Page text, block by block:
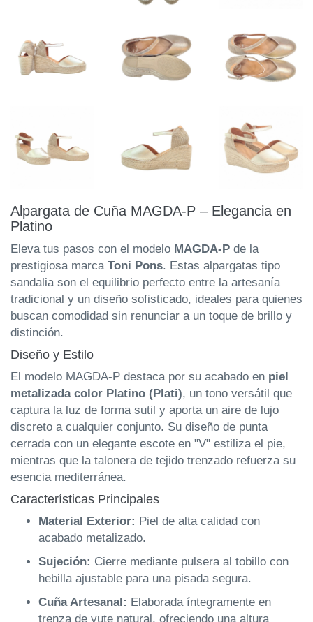
Alpargata de Cuña MAGDA-P – Elegancia en
Platino
Eleva tus pasos con el modelo MAGDA-P de la
prestigiosa marca Toni Pons. Estas alpargatas tipo
sandalia son el equilibrio perfecto entre la artesanía
tradicional y un diseño sofisticado, ideales para quienes
buscan comodidad sin renunciar a un toque de brillo y
distinción.
Diseño y Estilo
El modelo MAGDA-P destaca por su acabado en piel
metalizada color Platino (Plati), un tono versátil que
captura la luz de forma sutil y aporta un aire de lujo
discreto a cualquier conjunto. Su diseño de punta
cerrada con un elegante escote en "V" estiliza el pie,
mientras que la talonera de tejido trenzado refuerza su
esencia mediterránea.
Características Principales
Material Exterior: Piel de alta calidad con
acabado metalizado.
Sujeción: Cierre mediante pulsera al tobillo con
hebilla ajustable para una pisada segura.
Cuña Artesanal: Elaborada íntegramente en
trenza de yute natural, ofreciendo una altura